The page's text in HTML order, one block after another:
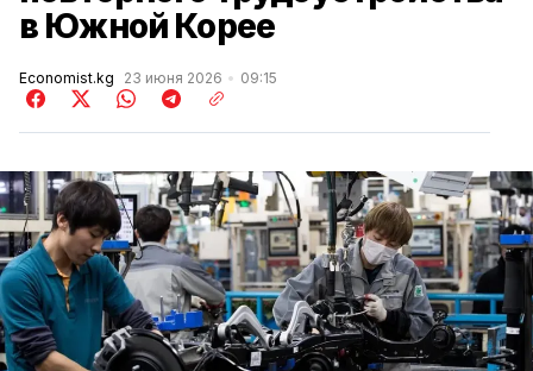
в Южной Корее
Economist.kg 23 июня 2026 09:15